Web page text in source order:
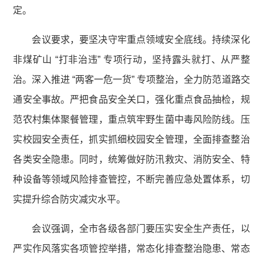
定。
会议要求，要坚决守牢重点领域安全底线。持续深化
非煤矿山 “打非治违” 专项行动，坚持露头就打、从严整
治。深入推进 “两客一危一货” 专项整治，全力防范道路交
通安全事故。严把食品安全关口，强化重点食品抽检，规
范农村集体聚餐管理，重点筑牢野生菌中毒风险防线。压
实校园安全责任，抓实抓细校园安全管理，全面排查整治
各类安全隐患。同时，统筹做好防汛救灾、消防安全、特
种设备等领域风险排查管控，不断完善应急处置体系，切
实提升综合防灾减灾水平。
会议强调，全市各级各部门要压实安全生产责任，以
严实作风落实各项管控举措，常态化排查整治隐患、常态